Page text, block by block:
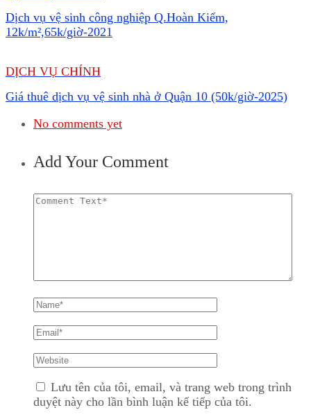
Dịch vụ vệ sinh công nghiệp Q.Hoàn Kiếm,
12k/m²,65k/giờ-2021
DỊCH VỤ CHÍNH
Giá thuê dịch vụ vệ sinh nhà ở Quận 10 (50k/giờ-2025)
No comments yet
Add Your Comment
Lưu tên của tôi, email, và trang web trong trình
duyệt này cho lần bình luận kế tiếp của tôi.